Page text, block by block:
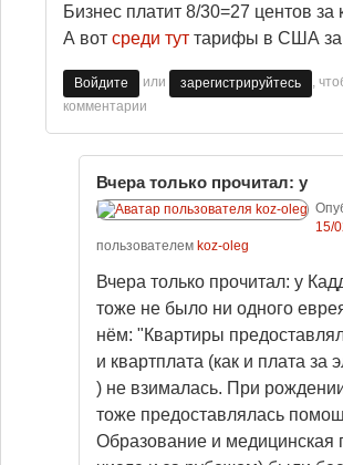
Бизнес платит 8/30=27 центов за
А вот среди тут тарифы в США за
Войдите или зарегистрируйтесь
,
комментарии
Вчера только прочитал: у
15/
пользователем koz-oleg
Вчера только прочитал: у
тоже не было ни одного
нём: "Квартиры
и квартплата (как и плата за
) не взималась. При
тоже предоставлялась
Образование и медицинская